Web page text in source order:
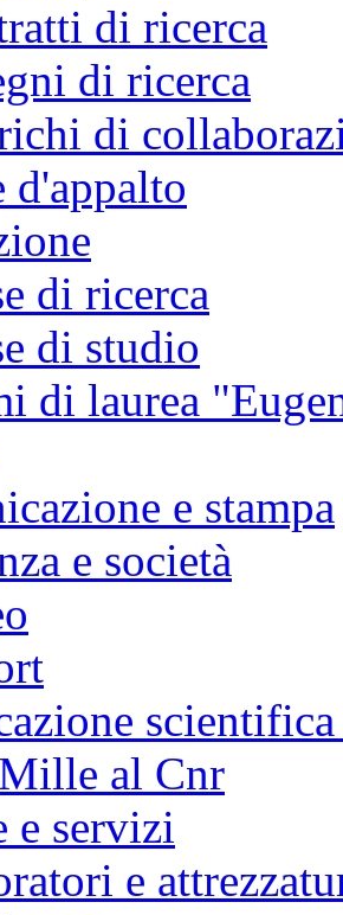
di ricerca
di ricerca
di
d'appalto
di ricerca
di studio
di laurea
e stampa
e società
al Cnr
e servizi
e